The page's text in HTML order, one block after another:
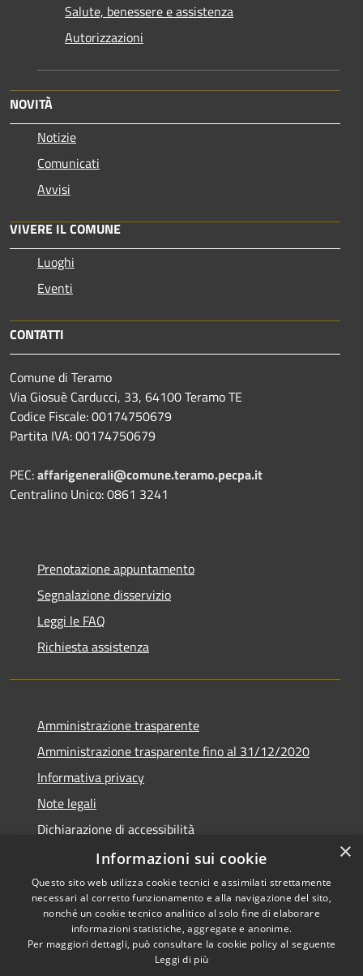
Salute, benessere e assistenza
Autorizzazioni
NOVITÀ
Notizie
Comunicati
Avvisi
VIVERE IL COMUNE
Luoghi
Eventi
CONTATTI
Comune di Teramo
Via Giosuè Carducci, 33, 64100 Teramo TE
Codice Fiscale: 00174750679
Partita IVA: 00174750679
PEC:affarigenerali@comune.teramo.pecpa.it
Centralino Unico: 0861 3241
Prenotazione appuntamento
Segnalazione disservizio
Leggi le FAQ
Richiesta assistenza
Amministrazione trasparente
Amministrazione trasparente fino al 31/12/2020
Informativa privacy
Note legali
Dichiarazione di accessibilità
Accessibilità
Privacy
Copyright © 2026 • Comune di
Teramo • Powered by
Municipium• Accesso
×
Informazioni sui cookie
Questo sito web utilizza cookie tecnici e assimilati strettamente
necessari al corretto funzionamento e alla navigazione del sito,
nonché un cookie tecnico analitico al solo fine di elaborare
informazioni statistiche, aggregate e anonime.
Per maggiori dettagli, può consultare la cookie policy al seguente
Leggi di più